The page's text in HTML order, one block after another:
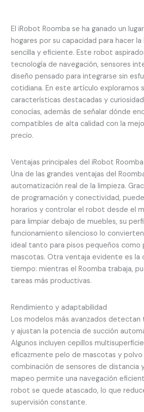
El iRobot Roomba se ha ganado un
hogares por su capacidad para hacer la
sencilla y eficiente. Este robot
tecnología de navegación, sensores
diseño pensado para integrarse sin
cotidiana. En este artículo exploramos
características destacadas y
conocías, además de señalar dónde
compatibles de alta calidad con la
precio.
Ventajas principales del iRobot Roomba
Una de las grandes ventajas del
automatización real de la limpieza.
de programación y conectividad,
horarios y controlar el robot desde el
para limpiar debajo de muebles, su
funcionamiento silencioso lo
ideal tanto para pisos pequeños como
mascotas. Otra ventaja evidente es la
tiempo: mientras el Roomba trabaja,
tareas más productivas.
Rendimiento y adaptabilidad
Los modelos más avanzados
y ajustan la potencia de succión
Algunos incluyen cepillos
eficazmente pelo de mascotas y polvo
combinación de sensores de distancia
mapeo permite una navegación
robot se quede atascado, lo que
supervisión constante.